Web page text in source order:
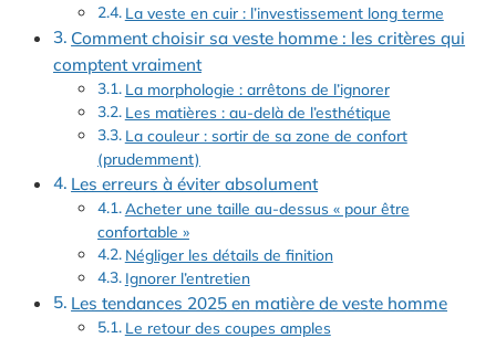
La veste en cuir : l’investissement long terme
Comment choisir sa veste homme : les critères qui
comptent vraiment
La morphologie : arrêtons de l’ignorer
Les matières : au-delà de l’esthétique
La couleur : sortir de sa zone de confort
(prudemment)
Les erreurs à éviter absolument
Acheter une taille au-dessus « pour être
confortable »
Négliger les détails de finition
Ignorer l’entretien
Les tendances 2025 en matière de veste homme
Le retour des coupes amples